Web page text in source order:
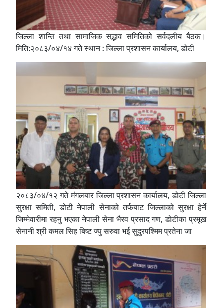
जिल्ला शान्ति तथा सामाजिक सद्भाव समितिको सर्वदलीय बैठक।
मिति:२०८३/०४/१४ गते स्थान : जिल्ला प्रशासन कार्यालय, डोटी
२०८३/०४/१२ गते मंगलबार जिल्ला प्रशासन कार्यालय, डोटी जिल्ला
सुरक्षा समिती, डोटी नेपाली सेनाको तर्फबाट जिल्लाको सुरक्षा हेर्ने
जिम्मेवारीमा रहनु भएका नेपाली सेना भैरव प्रसाद गण, डोटीका प्रमूख
सेनानी श्री कमल सिह बिष्ट ज्यु सरुवा भई सुदुरपश्मिम प्रतेना जा